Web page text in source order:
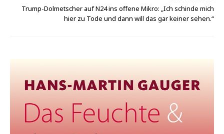
Trump-Dolmetscher auf N24 ins offene Mikro: „Ich schinde mich
hier zu Tode und dann will das gar keiner sehen.“